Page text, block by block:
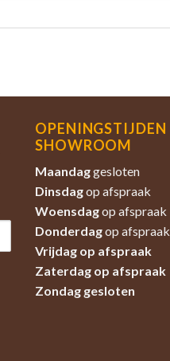
OPENINGSTIJDEN
SHOWROOM
Maandaggesloten
Dinsdagop afspraak
Woensdagop afspraak
Donderdagop afspraak
Vrijdag op afspraak
Zaterdag op afspraak
Zondag gesloten